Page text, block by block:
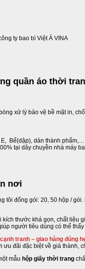
ty bao bì Việt Á VINA
quần áo thời
xử lý bảo vệ bề mặt in,
E, Bế(dập), dán thành phẩm,…
tại dây chuyền nhà máy
nơi
tôi đống gói: 20, 50 hộp /
kích thước khá gọn, chất liệu
người tiêu dùng có thể
tranh – giao hàng đúng
ưu đãi đặc biệt về giá
mẫu hộp giấy thời trang